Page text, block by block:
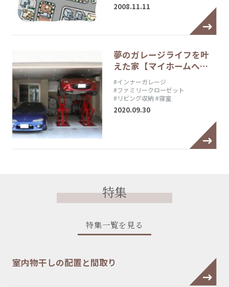
2008.11.11
夢のガレージライフを叶
えた家【マイホームへ…
#インナーガレージ
#ファミリークローゼット
#リビング収納 #寝室
2020.09.30
特集
特集一覧を見る
室内物干しの配置と間取り